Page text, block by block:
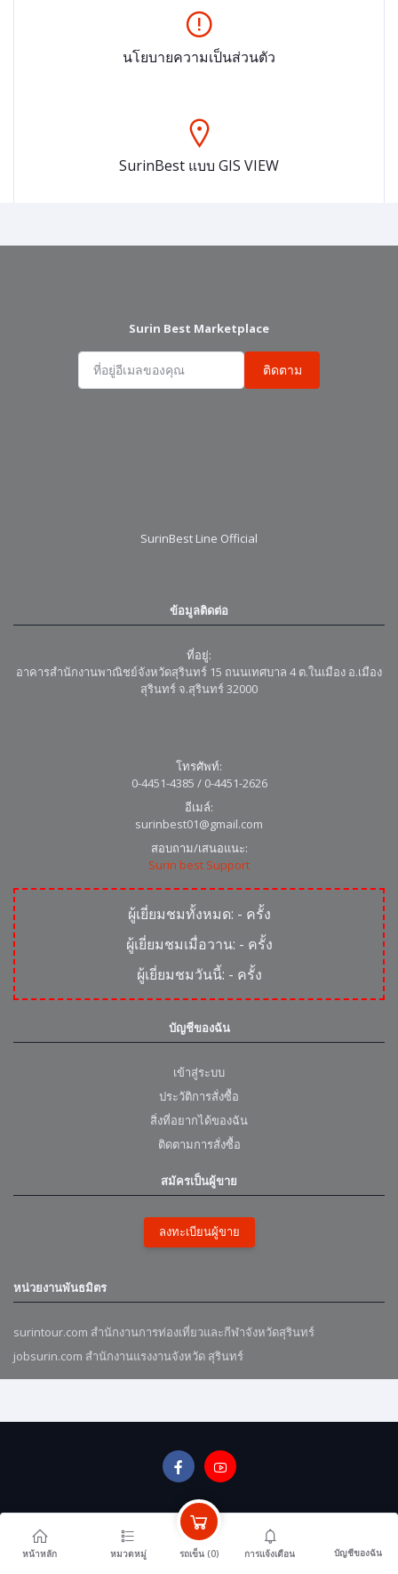
นโยบายความเป็นส่วนตัว
SurinBest แบบ GIS VIEW
Surin Best Marketplace
ติดตาม
SurinBest Line Official
ข้อมูลติดต่อ
ที่อยู่:
อาคารสำนักงานพาณิชย์จังหวัดสุรินทร์ 15 ถนนเทศบาล 4 ต.ในเมือง อ.เมือง
สุรินทร์ จ.สุรินทร์ 32000
โทรศัพท์:
0-4451-4385 / 0-4451-2626
อีเมล์:
surinbest01@gmail.com
สอบถาม/เสนอแนะ:
Surin best Support
ผู้เยี่ยมชมทั้งหมด: - ครั้ง
ผู้เยี่ยมชมเมื่อวาน: - ครั้ง
ผู้เยี่ยมชมวันนี้: - ครั้ง
บัญชีของฉัน
เข้าสู่ระบบ
ประวัติการสั่งซื้อ
สิ่งที่อยากได้ของฉัน
ติดตามการสั่งซื้อ
สมัครเป็นผู้ขาย
ลงทะเบียนผู้ขาย
หน่วยงานพันธมิตร
surintour.com สำนักงานการท่องเที่ยวและกีฬาจังหวัดสุรินทร์
jobsurin.com สำนักงานแรงงานจังหวัด สุรินทร์
หน้าหลัก หมวดหมู่ รถเข็น (0) การแจ้งเตือน บัญชีของฉัน